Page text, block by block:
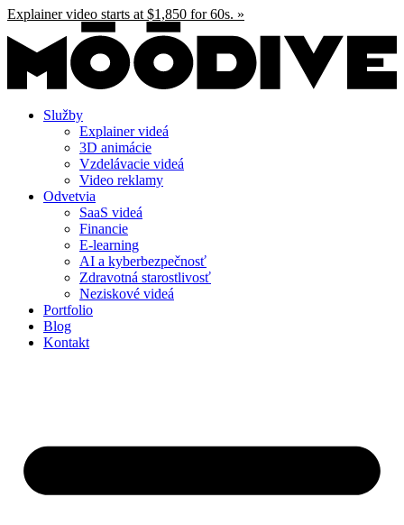
Preskočiť
obsah
Explainer video starts at $1,850 for 60s. »
Služby
Explainer videá
3D animácie
Vzdelávacie videá
Video reklamy
Odvetvia
SaaS videá
Financie
E-learning
AI a kyberbezpečnosť
Zdravotná starostlivosť
Neziskové videá
Portfolio
Blog
Kontakt